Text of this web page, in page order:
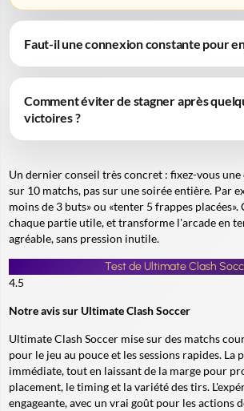
Faut-il une connexion constante pour
Comment éviter de stagner après
victoires ?
Un dernier conseil très concret : fixez-vous
sur 10 matchs, pas sur une soirée entière. Par
moins de 3 buts» ou «tenter 5 frappes
chaque partie utile, et transforme l'arcade en
agréable, sans pression inutile.
Test de Ultimate Clash
4.5
Notre avis sur Ultimate Clash Soccer
Ultimate Clash Soccer mise sur des matchs
pour le jeu au pouce et les sessions rapides. La
immédiate, tout en laissant de la marge pour
placement, le timing et la variété des tirs.
engageante, avec un vrai goût pour les actions